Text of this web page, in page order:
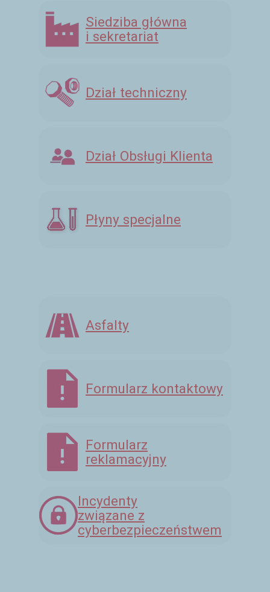
Siedziba główna
i sekretariat
Dział techniczny
Dział Obsługi Klienta
Płyny specjalne
Asfalty
Formularz kontaktowy
Formularz
reklamacyjny
Incydenty
związane z
cyberbezpieczeństwem